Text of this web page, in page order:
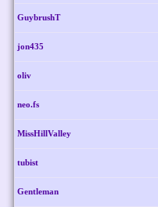
GuybrushT
jon435
oliv
neo.fs
MissHillValley
tubist
Gentleman